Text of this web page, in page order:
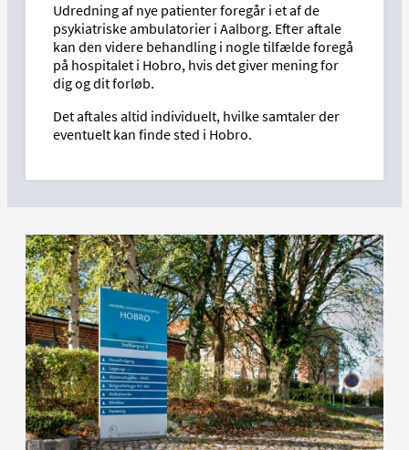
Udredning af nye patienter foregår i et af de
psykiatriske ambulatorier i Aalborg. Efter aftale
kan den videre behandling i nogle tilfælde foregå
på hospitalet i Hobro, hvis det giver mening for
dig og dit forløb.
Det aftales altid individuelt, hvilke samtaler der
eventuelt kan finde sted i Hobro.